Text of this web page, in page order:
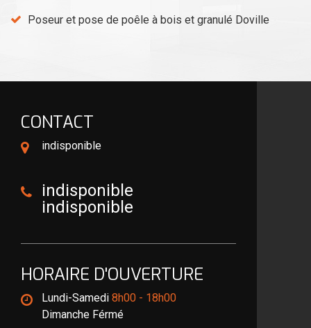
Poseur et pose de poêle à bois et granulé Doville
CONTACT
indisponible
indisponible
indisponible
HORAIRE D'OUVERTURE
Lundi-Samedi 8h00 - 18h00
Dimanche Férmé